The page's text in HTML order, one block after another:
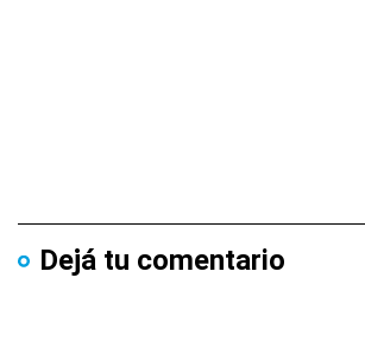
Dejá tu comentario